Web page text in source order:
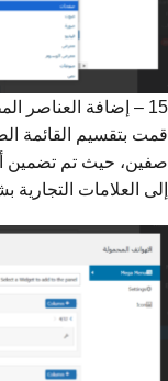
15 – إضافة العناصر المطلوبة داخل أقسام القائمة الضخمة
قمت بتقسيم القائمة
صفين، حيث تم تضمين
إلى العلامات